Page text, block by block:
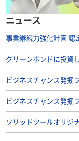
ニュース
事業継続力強化計画 認
グリーンボンドに投資
ビジネスチャンス発掘
ビジネスチャンス発掘
ソリッドツールオリジ